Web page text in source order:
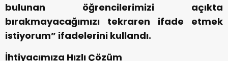
bulunan öğrencilerimizi açıkta
bırakmayacağımızı tekraren ifade etmek
istiyorum” ifadelerini kullandı.
İhtiyacımıza Hızlı Çözüm